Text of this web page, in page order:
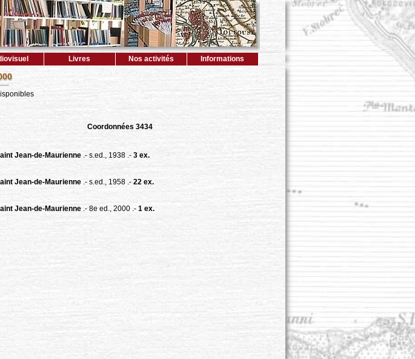
Livres Nos activités Informations
Coordonnées 3434
Jean-de-Maurienne.- s.ed., 1938 .- 3 ex.
Jean-de-Maurienne.- s.ed., 1958 .- 22 ex.
Jean-de-Maurienne.- 8e ed., 2000 .- 1 ex.